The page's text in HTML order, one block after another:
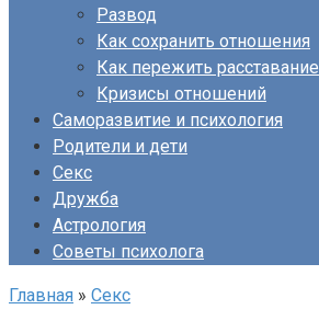
Развод
Как сохранить отношения
Как пережить расставание
Кризисы отношений
Саморазвитие и психология
Родители и дети
Секс
Дружба
Астрология
Советы психолога
Главная » Секс